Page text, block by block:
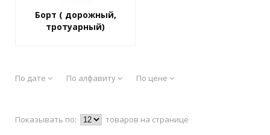
Борт ( дорожный,
тротуарный)
По дате По алфавиту По цене
Показывать по: товаров на странице